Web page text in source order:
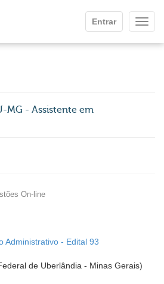
Entrar
MG - Assistente em
On-line
Administrativo - Edital 93
de Uberlândia - Minas Gerais)